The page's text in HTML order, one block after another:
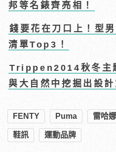
邦等名錶齊亮相！
錢要花在刀口上！型
清單Top3！
Trippen2014秋冬主
與大自然中挖掘出設計
FENTY Puma 雷哈娜
鞋訊 運動品牌